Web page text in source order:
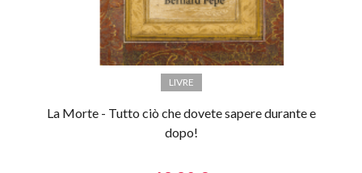
LIVRE
La Morte - Tutto ciò che dovete sapere durante e
dopo!